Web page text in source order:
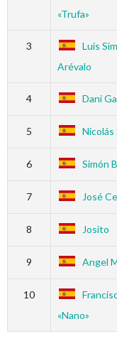
«Trufa»
3
Luis
Arévalo
4 Dani
5 Nicolás
6 Simón
7 José
8 Josito
9 Angel
10
«Nano»